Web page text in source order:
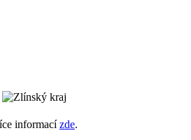
informacízde.